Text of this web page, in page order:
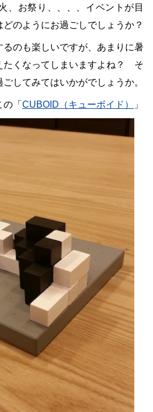
、お祭り、、、、イベントが目
のようにお過ごしでしょうか？
のも楽しいですが、あまりに暑
たくなってしまいますよね？ そ
してみてはいかがでしょうか。
「 CUBOID（キューボイド） 」